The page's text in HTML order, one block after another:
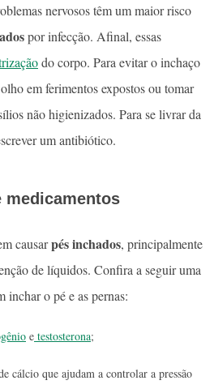
nervosos têm um maior risco
por infecção. Afinal, essas
do corpo. Para evitar o inchaço
em ferimentos expostos ou tomar
não higienizados. Para se livrar da
um antibiótico.
medicamentos
causarpés inchados, principalmente
de líquidos. Confira a seguir uma
inchar o pé e as pernas:
e testosterona;
cálcio que ajudam a controlar a pressão